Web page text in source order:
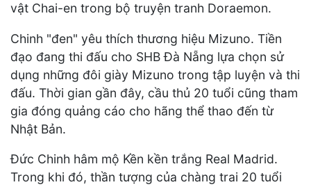
vật Chai-en trong bộ truyện tranh Doraemon.
Chinh "đen" yêu thích thương hiệu Mizuno. Tiền
đạo đang thi đấu cho SHB Đà Nẵng lựa chọn sử
dụng những đôi giày Mizuno trong tập luyện và thi
đấu. Thời gian gần đây, cầu thủ 20 tuổi cũng tham
gia đóng quảng cáo cho hãng thể thao đến từ
Nhật Bản.
Đức Chinh hâm mộ Kền kền trắng Real Madrid.
Trong khi đó, thần tượng của chàng trai 20 tuổi